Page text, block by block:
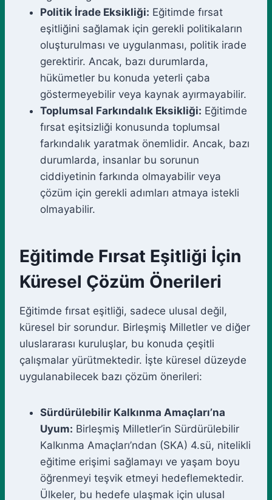
Politik İrade Eksikliği: Eğitimde fırsat
eşitliğini sağlamak için gerekli politikaların
oluşturulması ve uygulanması, politik irade
gerektirir. Ancak, bazı durumlarda,
hükümetler bu konuda yeterli çaba
göstermeyebilir veya kaynak ayırmayabilir.
Toplumsal Farkındalık Eksikliği: Eğitimde
fırsat eşitsizliği konusunda toplumsal
farkındalık yaratmak önemlidir. Ancak, bazı
durumlarda, insanlar bu sorunun
ciddiyetinin farkında olmayabilir veya
çözüm için gerekli adımları atmaya istekli
olmayabilir.
Eğitimde Fırsat Eşitliği İçin
Küresel Çözüm Önerileri
Eğitimde fırsat eşitliği, sadece ulusal değil,
küresel bir sorundur. Birleşmiş Milletler ve diğer
uluslararası kuruluşlar, bu konuda çeşitli
çalışmalar yürütmektedir. İşte küresel düzeyde
uygulanabilecek bazı çözüm önerileri:
Sürdürülebilir Kalkınma Amaçları’na
Uyum: Birleşmiş Milletler’in Sürdürülebilir
Kalkınma Amaçları’ndan (SKA) 4.sü, nitelikli
eğitime erişimi sağlamayı ve yaşam boyu
öğrenmeyi teşvik etmeyi hedeflemektedir.
Ülkeler, bu hedefe ulaşmak için ulusal